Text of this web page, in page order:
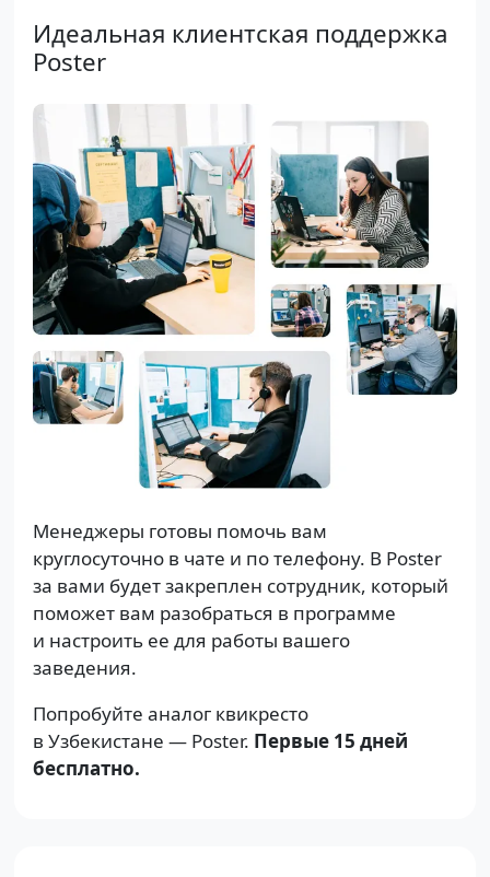
Идеальная клиентская поддержка
Poster
Менеджеры готовы помочь вам
круглосуточно в чате и по телефону. В Poster
за вами будет закреплен сотрудник, который
поможет вам разобраться в программе
и настроить ее для работы вашего
заведения.
Попробуйте аналог квикресто
в Узбекистане — Poster. Первые 15 дней
бесплатно.